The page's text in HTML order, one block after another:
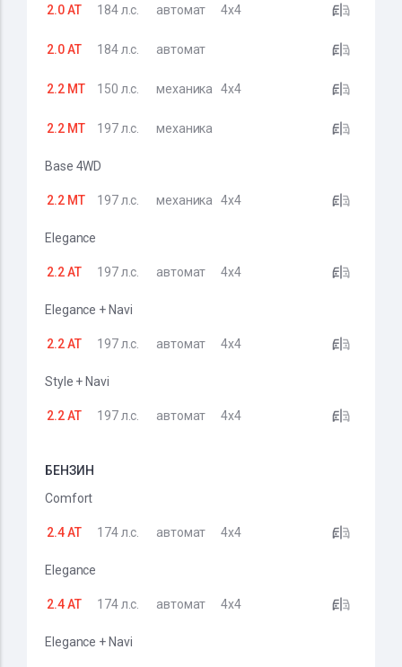
2.0 AT 184 л.с. автомат 4x4
2.0 AT 184 л.с. автомат
2.2 MT 150 л.с. механика 4x4
2.2 MT 197 л.с. механика
Base 4WD
2.2 MT 197 л.с. механика 4x4
Elegance
2.2 AT 197 л.с. автомат 4x4
Elegance + Navi
2.2 AT 197 л.с. автомат 4x4
Style + Navi
2.2 AT 197 л.с. автомат 4x4
БЕНЗИН
Comfort
2.4 AT 174 л.с. автомат 4x4
Elegance
2.4 AT 174 л.с. автомат 4x4
Elegance + Navi